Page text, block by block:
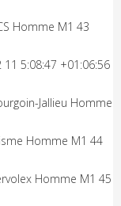
Homme M1 43
11 5:08:47 +01:06:56
Jallieu Homme
Homme M1 44
Homme M1 45